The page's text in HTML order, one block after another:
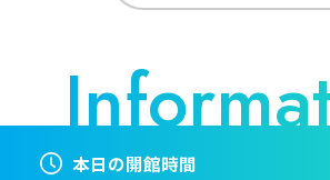
本日の開館時間